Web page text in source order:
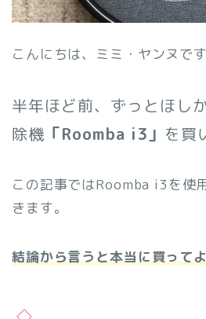
こんにちは、ミミ・ヤンヌです
半年ほど前、ずっとほし
除機 「Roomba i3」 を買
この記事ではRoomba i3を使
きます。
結論から言うと本当に買って